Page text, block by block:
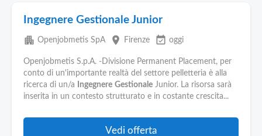
Ingegnere Gestionale Junior
apartment Openjobmetis SpA place Firenze event_available oggi
Openjobmetis S.p.A. -Divisione Permanent Placement, per
conto di un'importante realtà del settore pelletteria è alla
ricerca di un/a
Ingegnere Gestionale Junior. La risorsa sarà
inserita in un contesto strutturato e in costante crescita...
Vedi offerta